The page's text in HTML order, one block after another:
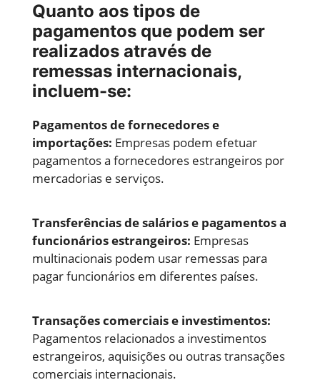
Quanto aos tipos de
pagamentos que podem ser
realizados através de
remessas internacionais,
incluem-se:
Pagamentos de fornecedores e
importações: Empresas podem efetuar
pagamentos a fornecedores estrangeiros por
mercadorias e serviços.
Transferências de salários e pagamentos a
funcionários estrangeiros: Empresas
multinacionais podem usar remessas para
pagar funcionários em diferentes países.
Transações comerciais e investimentos:
Pagamentos relacionados a investimentos
estrangeiros, aquisições ou outras transações
comerciais internacionais.